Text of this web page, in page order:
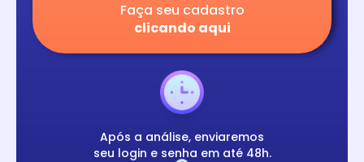
Faça seu cadastro
clicando aqui
Após a análise, enviaremos
seu login e senha em até 48h.